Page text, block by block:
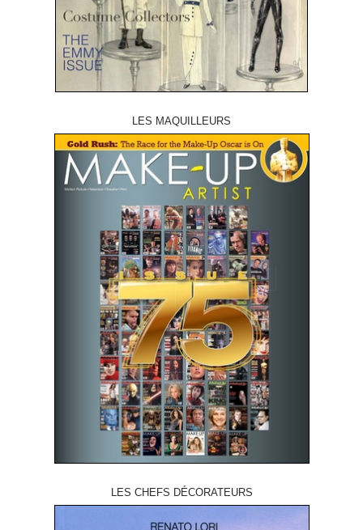
LES MAQUILLEURS
LES CHEFS DÉCORATEURS